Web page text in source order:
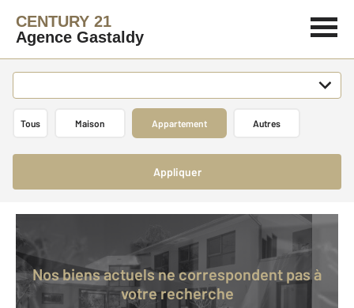
CENTURY 21
Agence Gastaldy
Tous Maison Appartement Autres
Appliquer
Nos biens actuels ne correspondent pas à
votre recherche